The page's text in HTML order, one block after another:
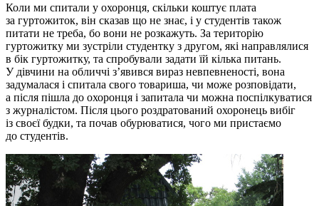
Коли ми спитали у охоронця, скільки коштує плата
за гуртожиток, він сказав що не знає, і у студентів також
питати не треба, бо вони не розкажуть. За територію
гуртожитку ми зустріли студентку з другом, які направлялися
в бік гуртожитку, та спробували задати їй кілька питань.
У дівчини на обличчі з’явився вираз невпевненості, вона
задумалася і спитала свого товариша, чи може розповідати,
а після пішла до охоронця і запитала чи можна поспілкуватися
з журналістом. Після цього роздратований охоронець вибіг
із своєї будки, та почав обурюватися, чого ми пристаємо
до студентів.